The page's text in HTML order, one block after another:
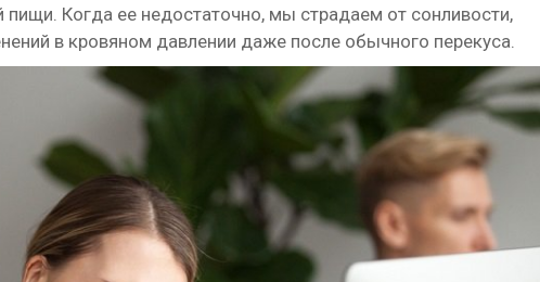
пищи. Когда ее недостаточно, мы страдаем от сонливости,
в кровяном давлении даже после обычного перекуса.